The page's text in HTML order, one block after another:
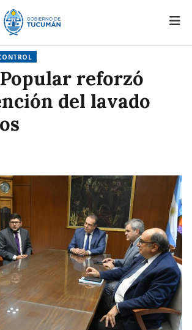
reforzó
del lavado